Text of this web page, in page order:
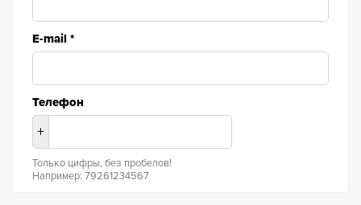
E-mail *
Телефон
+
Только цифры, без пробелов!
Например: 79261234567